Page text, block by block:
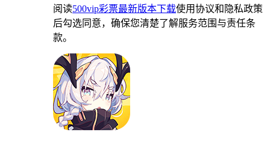
阅读500vip彩票最新版本下载使用协议和隐私政策
后勾选同意，确保您清楚了解服务范围与责任条
款。